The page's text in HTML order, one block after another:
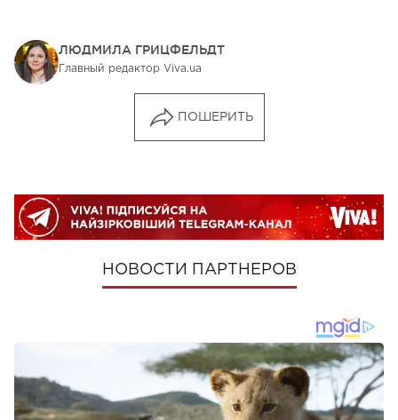
ЛЮДМИЛА ГРИЦФЕЛЬДТ
Главный редактор Viva.ua
ПОШЕРИТЬ
НОВОСТИ ПАРТНЕРОВ